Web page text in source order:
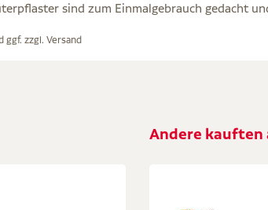
sind zum Einmalgebrauch gedacht
ggf. zzgl. Versand
Andere kauften